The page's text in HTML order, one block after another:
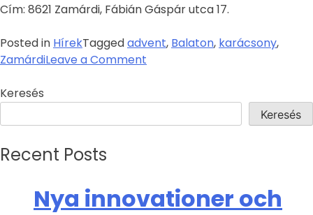
Cím: 8621 Zamárdi, Fábián Gáspár utca 17.
Posted in HírekTaggedadvent, Balaton, karácsony,
ZamárdiLeave a Comment
Keresés
Keresés
Recent Posts
Nya innovationer och